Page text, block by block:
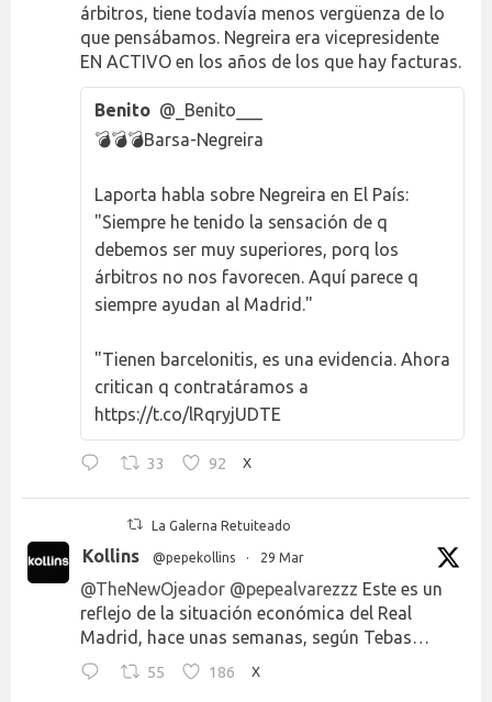
árbitros, tiene todavía menos vergüenza de lo
que pensábamos. Negreira era vicepresidente
EN ACTIVO en los años de los que hay facturas.
Benito @_Benito___
💣💣💣Barsa-Negreira
Laporta habla sobre Negreira en El País:
"Siempre he tenido la sensación de q
debemos ser muy superiores, porq los
árbitros no nos favorecen. Aquí parece q
siempre ayudan al Madrid."
"Tienen barcelonitis, es una evidencia. Ahora
critican q contratáramos a
https://t.co/lRqryjUDTE
33 92 X
La Galerna Retuiteado
Kollins @pepekollins · 29 Mar
@TheNewOjeador @pepealvarezzz Este es un
reflejo de la situación económica del Real
Madrid, hace unas semanas, según Tebas…
55 186 X